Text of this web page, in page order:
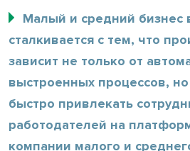
Малый и средний бизнес
сталкивается с тем, что
зависит не только от
выстроенных процессов,
быстро привлекать
работодателей на
компании малого и